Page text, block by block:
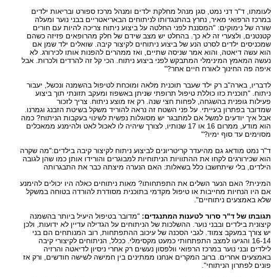
לעומתו, ד"ר דני נמט, סגן מנהל מחלקת ילדים ומנהל מרכז ספורט ובריאות ילדים
במרכז הרפואי מאיר, נחרץ בהתנגדותו לניתוחים הבאריאטריים בבני נוער ומעלה
שורה של נימוקים: "המסננת לפני החלטה על ביצוע ניתוח צריכה להיות עם חורים
קטנטנים, ולצערי זה לא כך. בהחלט יש מצב שידם של חלק מהרופאים פזיזה כשהם
שמכניסים ילדים לסרט הנע של ביצוע ניתוחים לקיצור קיבה. שואלים ילד שמן אם
הוא עשה דיאטה, והוא אמר שניסה שתיים, ואז ממהרים להפנות אותו לכירורג. לא
נעשה המאמץ המינימלי המתבקש לפני ביצוע ניתוח. הכי קל זה להרדים ולכרות. אבל
איפה פה החינוך לאורח חיים אחר‭"?‬
לדבריו, בארה"ב רק ילד שעבר תוכנית מלאה ומוכחת לטיפול בהשמנה ונכשל, יעבור
ניתוח. "תוכנית כזו כוללת טיפול תרופתי שניתן באשפוז ומעקב תזונתי תוך ביצוע
פעילות גופנית בהשגחה, לפחות חצי שנה. רק אז מוצע ניתוח. צריך לזכור
שמדובר בפתרון בעייתי. על פני השטח זה נראה להוריד משקל בשיטת הזבנג וגמרנו.
אבל איך יודעים למשל אם למתבגר יש מסוגלות נפשית לשינוי בעקבות הניתוח? כמה
הוא מודע, ממרום 16 או 17 שנותיו, לצורך שיהיה לו לאכול לאט ולהימנע ממאכלים
מסוימים עד סוף ימיו‭"?‬
ד"ר נמט מודאג גם מהיעדר קריטריונים לביצוע ניתוח לקיצור קיבה בילדים‭":‬מה שקרה
הוא שכירורגים לקחו את ההתוויות הניתוחיות למבוגרים והורידו אותן כמו שהן לגובה
הילדים, בלי שיתחשבו כלל בשאלות: האם הנערה מיצתה כבר את התבגרותה
המינית? האם הנער השלים את התפתחותו? מאות ניתוחים כאלה היו יכולים להימנע
אם היו הנחיות מחייבות או טיפול מקדמי בתוכנית מסודרת להורדה בטוחה במשקל
שלא באמצעים ניתוחיים‭."‬
תגובתו של ד"ר סרור לטענות המתנגדים: "מדובר בטיפול היעיל ביותר בהשמנה
קיצונית בילדים ובבני נוער. ההשלכות של הניתוחים על הגדילה עדיין לא ידועות, ולכן
יש צורך במעקב צמוד. לגבי הסכנה של עיכוב ההתפתחות, רוב המנותחים הם בני
‭16-14‬ והגיעו למצב התפתחותי כמעט מקסימלי. ככלל, הניתוחים לקיצורי קיבה
לילדים ובני נוער במרכז הרפואי וולפסון נעשים רק אחרי ניסיון לדיאטה והרזיה
באמצעים אחרים. ברוב המקרים אנחנו ממתינים בין חמישה לשישה חודשים, ורק אז
פונים לפתרון הניתוחי‭."‬